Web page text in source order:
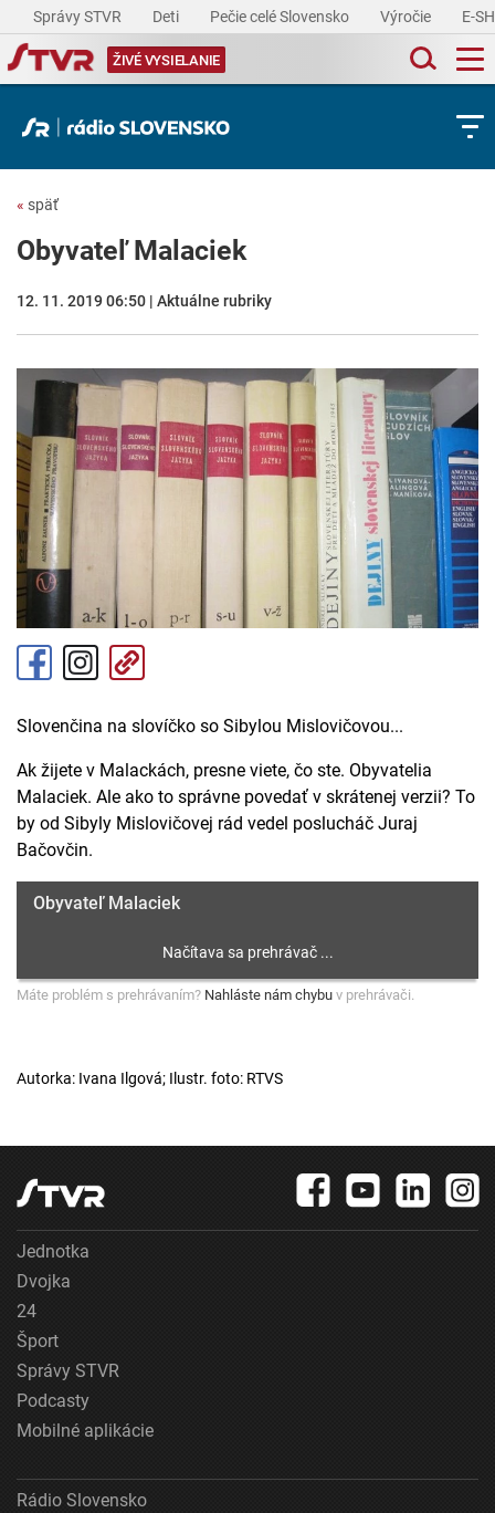
Správy STVR Deti Pečie celé Slovensko Výročie E-
ŽIVÉ VYSIELANIE
« späť
Obyvateľ Malaciek
12. 11. 2019 06:50 | Aktuálne rubriky
Slovenčina na slovíčko so Sibylou Mislovičovou...
Ak žijete v Malackách, presne viete, čo ste. Obyvatelia
Malaciek. Ale ako to správne povedať v skrátenej verzii? To
by od Sibyly Mislovičovej rád vedel poslucháč Juraj
Bačovčin.
Obyvateľ Malaciek
Máte problém s prehrávaním? Nahláste nám chybu v prehrávači.
Autorka: Ivana Ilgová; Ilustr. foto: RTVS
Jednotka
Dvojka
24
Šport
Správy STVR
Podcasty
Mobilné aplikácie
Rádio Slovensko